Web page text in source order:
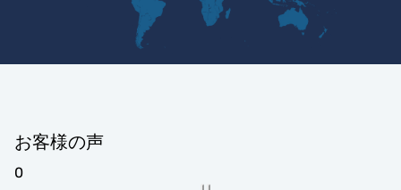
お客様の声
0